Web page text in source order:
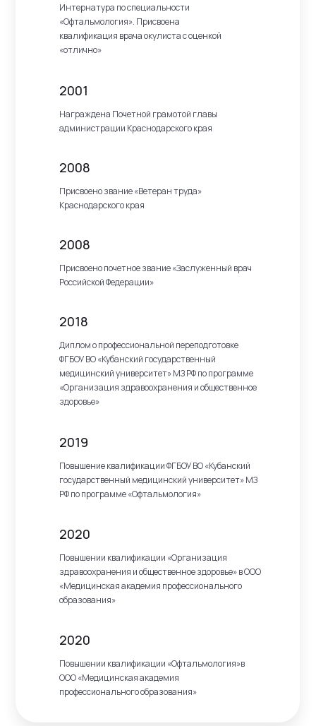
Интернатура по специальности
«Офтальмология». Присвоена
квалификация врача окулиста с оценкой
«отлично»
2001
Награждена Почетной грамотой главы
администрации Краснодарского края
2008
Присвоено звание «Ветеран труда»
Краснодарского края
2008
Присвоено почетное звание «Заслуженный врач
Российской Федерации»
2018
Диплом о профессиональной переподготовке
ФГБОУ ВО «Кубанский государственный
медицинский университет» МЗ РФ по программе
«Организация здравоохранения и общественное
здоровье»
2019
Повышение квалификации ФГБОУ ВО «Кубанский
государственный медицинский университет» МЗ
РФ по программе «Офтальмология»
2020
Повышении квалификации «Организация
здравоохранения и общественное здоровье» в ООО
«Медицинская академия профессионального
образования»
2020
Повышении квалификации «Офтальмология»в
ООО «Медицинская академия
профессионального образования»